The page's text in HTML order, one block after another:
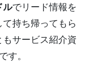
ルでリード情報を
持ち帰ってもら
サービス紹介資
す。